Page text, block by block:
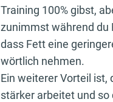
Training 100% gibst,
zunimmst während du
dass Fett eine
wörtlich nehmen.
Ein weiterer Vorteil
stärker arbeitet und